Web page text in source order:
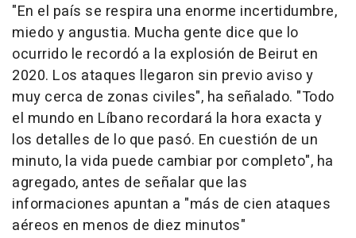
"En el país se respira una enorme incertidumbre,
miedo y angustia. Mucha gente dice que lo
ocurrido le recordó a la explosión de Beirut en
2020. Los ataques llegaron sin previo aviso y
muy cerca de zonas civiles", ha señalado. "Todo
el mundo en Líbano recordará la hora exacta y
los detalles de lo que pasó. En cuestión de un
minuto, la vida puede cambiar por completo", ha
agregado, antes de señalar que las
informaciones apuntan a "más de cien ataques
aéreos en menos de diez minutos"